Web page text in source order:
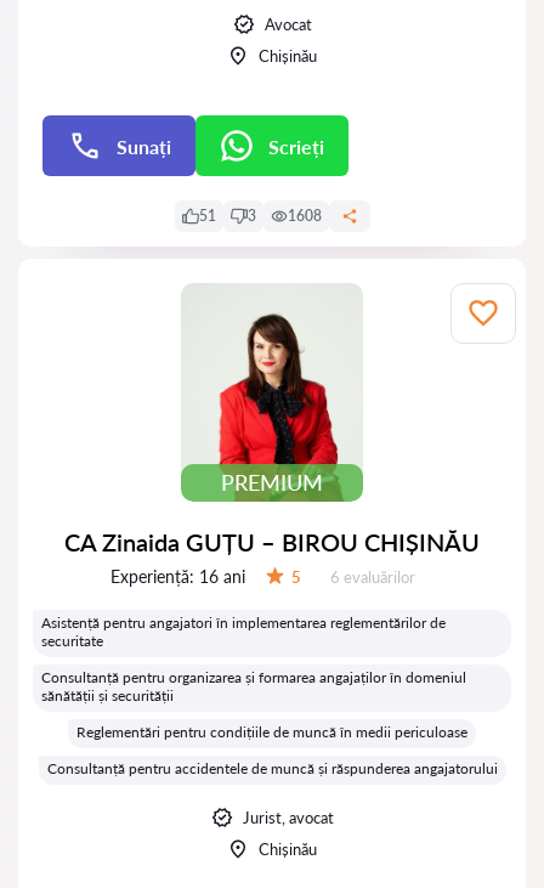
Avocat
Chișinău
Sunați Scrieți
51 3 1608
PREMIUM
CA Zinaida GUȚU – BIROU CHIȘINĂU
Experiență: 16 ani 5 Evaluărilor:
6 evaluărilor
Asistență pentru angajatori în implementarea reglementărilor de
securitate
Consultanță pentru organizarea și formarea angajaților în domeniul
sănătății și securității
Reglementări pentru condițiile de muncă în medii periculoase
Consultanță pentru accidentele de muncă și răspunderea angajatorului
Jurist, avocat
Chișinău